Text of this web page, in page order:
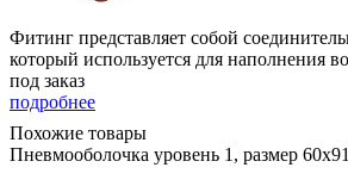
Фитинг представляет собой
который используется для наполнения
под заказ
подробнее
Похожие товары
Пневмооболочка уровень 1, размер